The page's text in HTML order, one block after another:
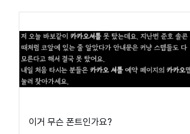
이거 무슨 폰트인가요?